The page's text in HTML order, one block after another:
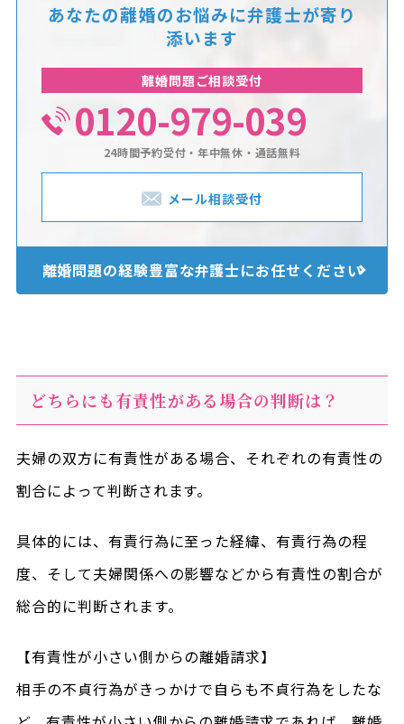
あなたの離婚のお悩みに弁護士が寄り
添います
離婚問題ご相談受付
0120-979-039
24時間予約受付・年中無休・通話無料
メール相談受付
離婚問題の経験豊富な弁護士にお任せください
どちらにも有責性がある場合の判断は？
夫婦の双方に有責性がある場合、それぞれの有責性の
割合によって判断されます。
具体的には、有責行為に至った経緯、有責行為の程
度、そして夫婦関係への影響などから有責性の割合が
総合的に判断されます。
【有責性が小さい側からの離婚請求】
相手の不貞行為がきっかけで自らも不貞行為をしたな